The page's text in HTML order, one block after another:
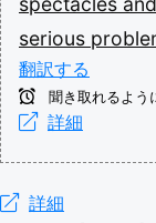
serious
翻訳する
聞き取れるよう
詳細
詳細